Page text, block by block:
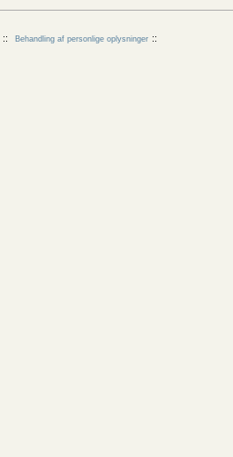
Behandling af personlige oplysninger